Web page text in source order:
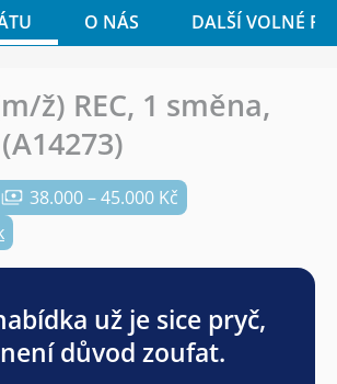
O NÁS DALŠÍ VOLNÉ
ž) REC, 1 směna,
38.000 – 45.000 Kč
už je sice pryč,
důvod zoufat.